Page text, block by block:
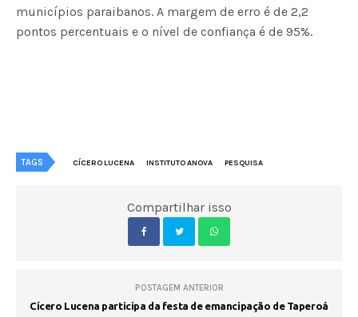
municípios paraibanos. A margem de erro é de 2,2
pontos percentuais e o nível de confiança é de 95%.
TAGS CÍCERO LUCENA INSTITUTO ANOVA PESQUISA
Compartilhar isso
POSTAGEM ANTERIOR
Cícero Lucena participa da festa de emancipação de Taperoá